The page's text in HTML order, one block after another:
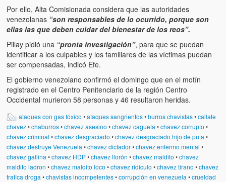
Por ello, Alta Comisionada considera que las autoridades
venezolanas “son responsables de lo ocurrido, porque son
ellas las que deben cuidar del bienestar de los reos”.
Pillay pidió una “pronta investigación”, para que se puedan
identificar a los culpables y los familiares de las víctimas puedan
ser compensadas, indicó Efe.
El gobierno venezolano confirmó el domingo que en el motín
registrado en el Centro Penitenciario de la región Centro
Occidental murieron 58 personas y 46 resultaron heridas.
ataques con gas tóxico •ataques sangrientos•burros chavistas•callate
chavez•chaburros•chavez asesino •chavez cagueta •chavez corrupto •
chavez criminal •chavez desgraciado •chavez desgraciado hijo de puta •
chavez destruye Venezuela •chavez dictador•chavez enfermo mental •
chavez gallina •chavez HDP•chavez llorón •chavez maldito •chavez
maldito ladron •chavez maldito loco •chavez ridiculo •chavez tirano •chavez
trafica droga •chavistas incompetentes•corrupción en venezuela •crueldad